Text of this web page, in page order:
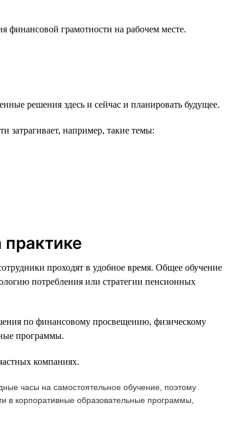
финансовой грамотности на рабочем месте.
решения здесь и сейчас и планировать будущее.
затрагивает, например, такие темы:
проходят в удобное время. Общее обучение
потребления или стратегии пенсионных
по финансовому просвещению, физическому
программы.
компаниях.
часы на самостоятельное обучение, поэтому
в корпоративные образовательные программы,